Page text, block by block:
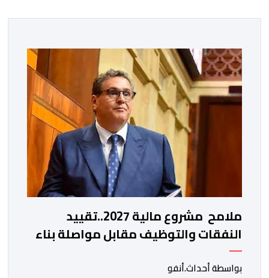
ملامح مشروع مالية 2027..تقييد
النفقات والتوظيف مقابل مواصلة بناء
الدولة الاجتماعية والاستثمار
بواسطة أحداث.أنفو